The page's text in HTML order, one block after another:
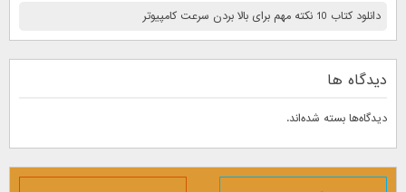
دانلود کتاب 10 نكته مهم برای بالا بردن سرعت كامپيوتر
دیدگاه ها
دیدگاه‌ها بسته شده‌اند.